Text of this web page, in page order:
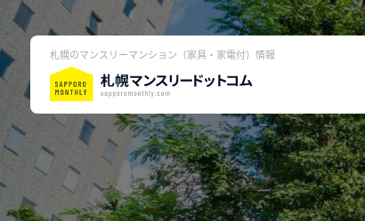
札幌のマンスリーマンション（家具・家電付）情報